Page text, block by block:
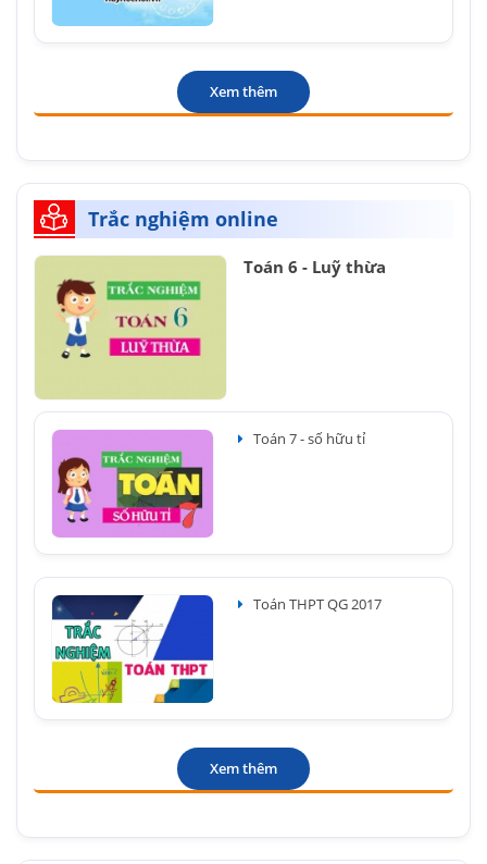
Xem thêm
Trắc nghiệm online
Toán 6 - Luỹ thừa
Toán 7 - số hữu tỉ
Toán THPT QG 2017
Xem thêm